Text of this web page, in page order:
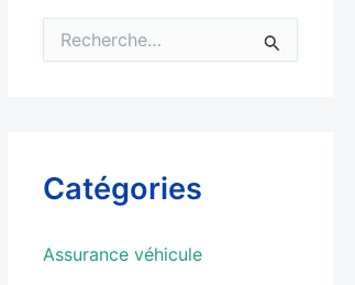
e
h
Catégories
Assurance véhicule